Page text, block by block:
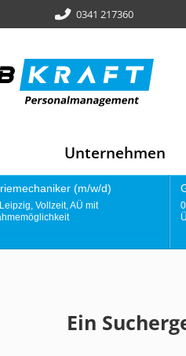
0341 217360
Unternehmen
04249 Leipzig, Vollzeit, AÜ mit
Ein